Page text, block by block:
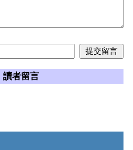
讀者留言